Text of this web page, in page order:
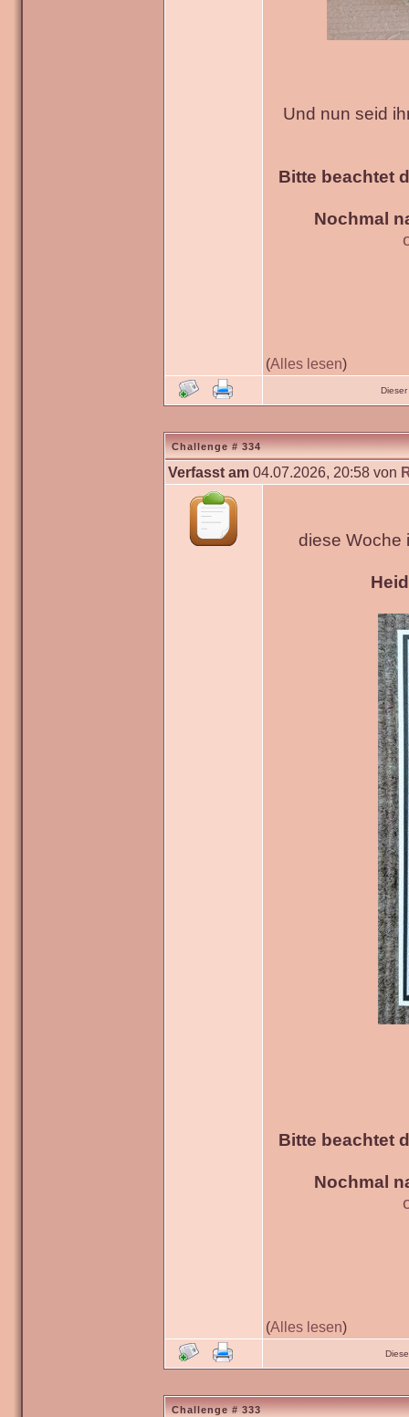
Und nun seid
Bitte beachtet
Nochmal
(Alles lesen)
Challenge # 334
Verfasst am 04.07.2026, 20:58 von
diese Woche
Bitte beachtet
Nochmal
(Alles lesen)
Challenge # 333